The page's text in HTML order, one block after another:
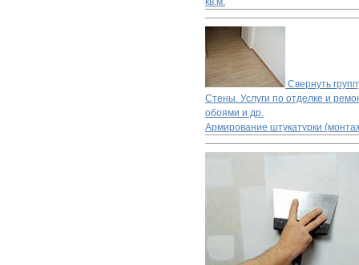
Свернуть
Стены. Услуги по отделке и
обоями и др.
Армирование штукатурки